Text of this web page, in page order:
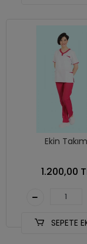
Ekin Takım
1.200,00
SEPETE